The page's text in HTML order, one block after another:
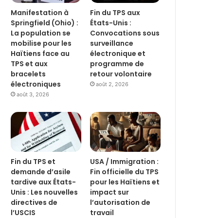
Manifestation à
Springfield (Ohio) :
La population se
mobilise pour les
Haïtiens face au
TPS et aux
bracelets
électroniques
août 3, 2026
Fin du TPS aux
États-Unis :
Convocations sous
surveillance
électronique et
programme de
retour volontaire
août 2, 2026
Fin du TPS et
demande d’asile
tardive aux États-
Unis : Les nouvelles
directives de
l’USCIS
USA / Immigration :
Fin officielle du TPS
pour les Haïtiens et
impact sur
l’autorisation de
travail